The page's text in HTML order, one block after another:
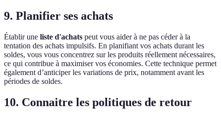
9. Planifier ses achats
Établir une liste d'achats peut vous aider à ne pas céder à la
tentation des achats impulsifs. En planifiant vos achats durant les
soldes, vous vous concentrez sur les produits réellement nécessaires,
ce qui contribue à maximiser vos économies. Cette technique permet
également d’anticiper les variations de prix, notamment avant les
périodes de soldes.
10. Connaitre les politiques de retour